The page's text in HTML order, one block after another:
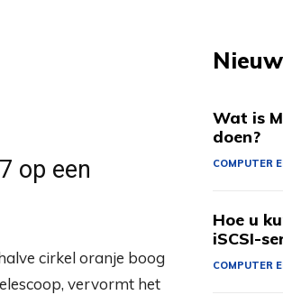
op een
vervormt het
Wat is
doen?
COMPUTER
Hoe u
iSCSI-
COMPUTER